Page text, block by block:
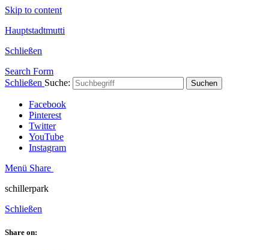
Skip to content
Hauptstadtmutti
Schließen
Search Form
Schließen Suche: Suchen
Facebook
Pinterest
Twitter
YouTube
Instagram
Menü Share
schillerpark
Schließen
Share on: